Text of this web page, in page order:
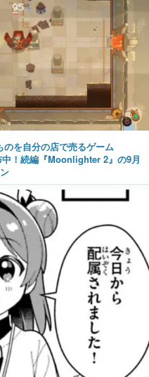
のを自分の店で売るゲーム
！続編『Moonlighter 2』の9月